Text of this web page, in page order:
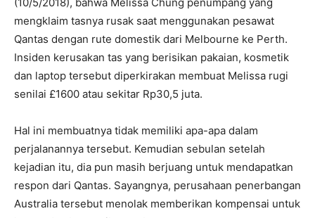
mengklaim tasnya rusak saat menggunakan pesawat
Qantas dengan rute domestik dari Melbourne ke Perth.
Insiden kerusakan tas yang berisikan pakaian, kosmetik
dan laptop tersebut diperkirakan membuat Melissa rugi
senilai £1600 atau sekitar Rp30,5 juta.
Hal ini membuatnya tidak memiliki apa-apa dalam
perjalanannya tersebut. Kemudian sebulan setelah
kejadian itu, dia pun masih berjuang untuk mendapatkan
respon dari Qantas. Sayangnya, perusahaan penerbangan
Australia tersebut menolak memberikan kompensai untuk